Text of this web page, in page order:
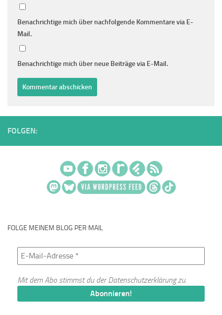
Benachrichtige mich über nachfolgende Kommentare via E-
Mail.
Benachrichtige mich über neue Beiträge via E-Mail.
FOLGEN:
FOLGE MEINEM BLOG PER MAIL
Mit dem Abo stimmst du derDatenschutzerklärungzu.